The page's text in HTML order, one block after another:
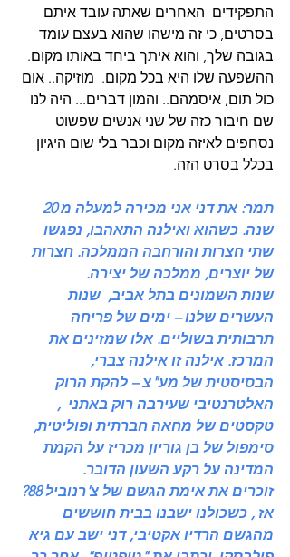
התפקידים  האחרים שאתה עובד איתם
בסרטים, כי זה מישהו שהוא בעצם עומד
בגובה שלך, והוא איתך ביחד באותו מקום.
ההשפעה שלו היא בכל מקום.  מוזיקה.. אום
כול תום, איסמהם.. והמון דברים... היה לנו
שם חיבור כזה של שני אנשים שפשוט
נסחפים לאיזה מקום וכבר בלי שום היגיון
בכלל בסרט הזה.
שנה. כשהוא ואילנה התאהבו, נפגשו
שתי חצרות והורחבה הממלכה. חצרות
של יוצרים, ממלכה של יצירה.
שנות השמונים בתל אביב,  שנות
העשרים שלנו – ימים של פריחה
תרבותית בשוליים. אלו שמזינים את
המרכז. אילנה זו אילנה צברי,
הבסיסטית של מע"צ – להקת הרוק
האלטרנטיבי שעירבה רוק באתני  ,
טקסטים של מחאה חברתית ופוליטית,
סימפול של בן גוריון מכריז על הקמת
המדינה על רקע השעון הדובר.
זוכרים את אימת הגשם של צ'רנוביל 88?
אז , כשכולנו ישבנו בבית חוששים
מהגשם הרדיו אקטיבי, דני ישב עם גיא